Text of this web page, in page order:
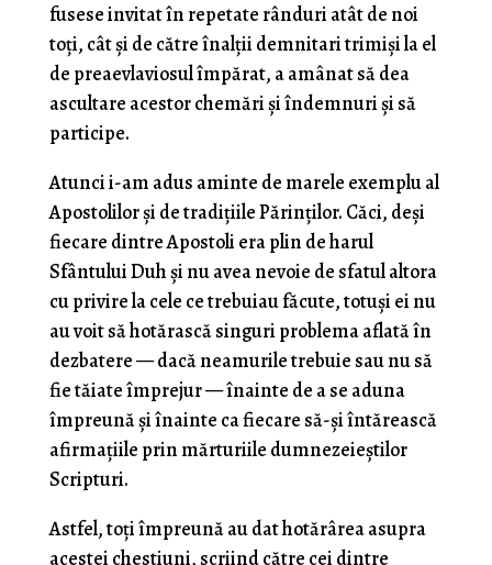
fusese invitat în repetate rânduri atât de noi
toți, cât și de către înalții demnitari trimiși la el
de preaevlaviosul împărat, a amânat să dea
ascultare acestor chemări și îndemnuri și să
participe.
Atunci i-am adus aminte de marele exemplu al
Apostolilor și de tradițiile Părinților. Căci, deși
fiecare dintre Apostoli era plin de harul
Sfântului Duh și nu avea nevoie de sfatul altora
cu privire la cele ce trebuiau făcute, totuși ei nu
au voit să hotărască singuri problema aflată în
dezbatere — dacă neamurile trebuie sau nu să
fie tăiate împrejur — înainte de a se aduna
împreună și înainte ca fiecare să-și întărească
afirmațiile prin mărturiile dumnezeieștilor
Scripturi.
Astfel, toți împreună au dat hotărârea asupra
acestei chestiuni, scriind către cei dintre